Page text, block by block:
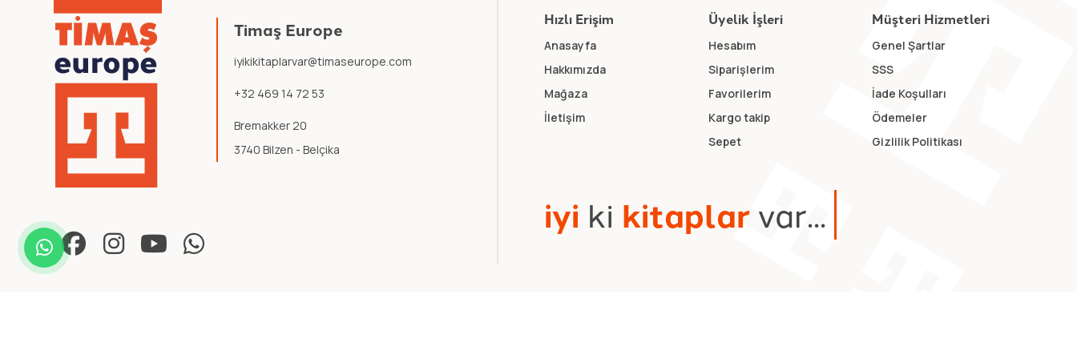
Timaş Europe
iyikikitaplarvar@timaseurope.com
+32 469 14 72 53
Bremakker 20
3740 Bilzen - Belçika
Hızlı Erişim
Anasayfa
Hakkımızda
Mağaza
İletişim
Üyelik İşleri
Hesabım
Siparişlerim
Favorilerim
Kargo takip
Sepet
Müşteri Hizmetleri
Genel Şartlar
SSS
İade Koşulları
Ödemeler
Gizlilik Politikası
iyi ki kitaplarvar...